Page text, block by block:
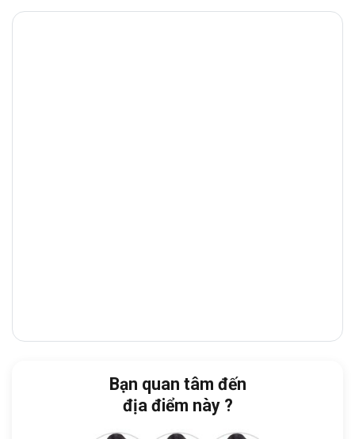
mọi công ty, doanh nghiệp trong và ngoài nước.
Công viên Hoàng Văn Thụ:3 phút
Trung tâm hội nghị tiệc cưới Grand
4 phút
Bạn quan tâm đến
địa điểm này ?